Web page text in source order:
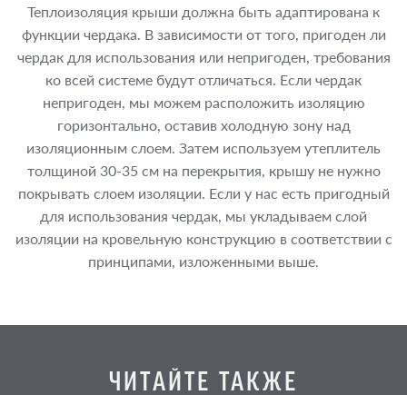
Теплоизоляция крыши должна быть адаптирована к
функции чердака. В зависимости от того, пригоден ли
чердак для использования или непригоден, требования
ко всей системе будут отличаться. Если чердак
непригоден, мы можем расположить изоляцию
горизонтально, оставив холодную зону над
изоляционным слоем. Затем используем утеплитель
толщиной 30-35 см на перекрытия, крышу не нужно
покрывать слоем изоляции. Если у нас есть пригодный
для использования чердак, мы укладываем слой
изоляции на кровельную конструкцию в соответствии с
принципами, изложенными выше.
ЧИТАЙТЕ ТАКЖЕ